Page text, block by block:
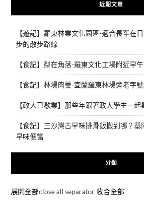
近期文章
【遊記】羅東林業文化園區-適合長輩在
步的散步路線
【食記】梨在角落-羅東文化工場附近早
【食記】林場肉羹-宜蘭羅東林場旁老字
【政大已歇業】那些年跟著政大學生一
【食記】三沙灣古早味排骨飯搬到哪？
早味便當
分類
展開全部close all separator 收合全部